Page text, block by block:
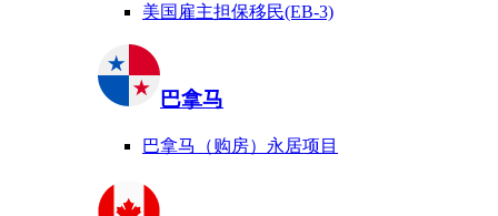
美国雇主担保移民(EB-3)
巴拿马
巴拿马（购房）永居项目